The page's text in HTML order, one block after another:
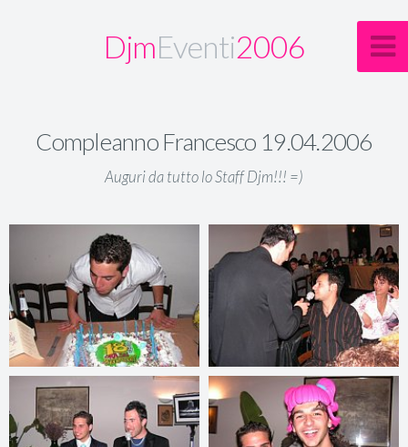
DjmEventi2006
Compleanno Francesco 19.04.2006
Auguri da tutto lo Staff Djm!!! =)